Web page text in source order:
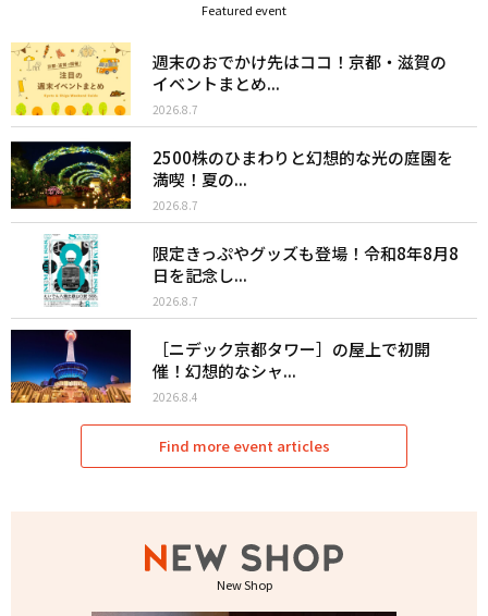
Featured event
週末のおでかけ先はココ！京都・滋賀の
イベントまとめ...
2026.8.7
2500株のひまわりと幻想的な光の庭園を
満喫！夏の...
2026.8.7
限定きっぷやグッズも登場！令和8年8月8
日を記念し...
2026.8.7
［ニデック京都タワー］の屋上で初開
催！幻想的なシャ...
2026.8.4
Find more event articles
New Shop